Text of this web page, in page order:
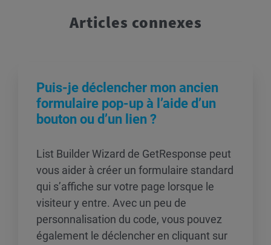
Articles connexes
Puis-je déclencher mon ancien
formulaire pop-up à l’aide d’un
bouton ou d’un lien ?
List Builder Wizard de GetResponse peut
vous aider à créer un formulaire standard
qui s’affiche sur votre page lorsque le
visiteur y entre. Avec un peu de
personnalisation du code, vous pouvez
également le déclencher en cliquant sur